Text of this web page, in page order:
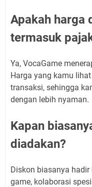
Apakah harga
termasuk
Ya, VocaGame
Harga yang kamu
transaksi, sehingga
dengan lebih nyaman.
Kapan
diadakan?
Diskon biasanya hadir
game, kolaborasi